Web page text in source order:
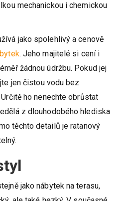
mechanickou i chemickou
jako spolehlivý a cenově
. Jeho majitelé si cení i
žádnou údržbu. Pokud jej
jen čistou vodu bez
ho nenechte obrůstat
z dlouhodobého hlediska
těchto detailů je ratanový
jako nábytek na terasu,